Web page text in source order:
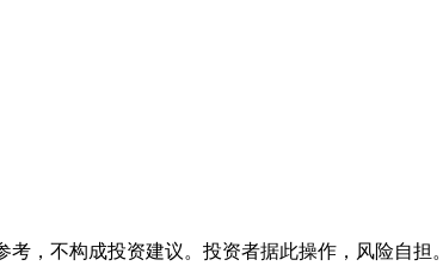
，不构成投资建议。投资者据此操作，风险自担。